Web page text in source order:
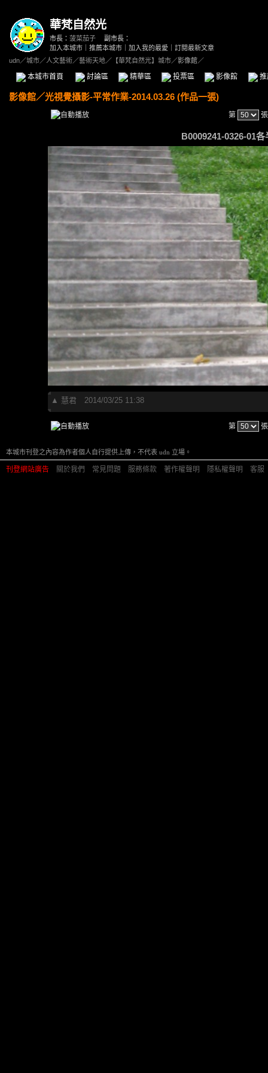
華梵自然光
市長： 菠菜茄子
副市長：
加入本城市
推薦本城市 加入我的最愛
訂閱最新文章
udn／城市／人文藝術／藝術天地／ 【華梵自然光】城市／影像館／
本城市首頁 討論區 精華區 投票區 影像館
影像館／光視覺攝影-平常作業-2014.03.26 (作品一張)
第
B0009241-0326-01各
▲ 慧君 2014/03/25 11:38
第
本城市刊登之內容為作者個人自行提供上傳，不代表 udn 立場。
刊登網站廣告 關於我們 常見問題 服務條款 著作權聲明 隱私權聲明 客服